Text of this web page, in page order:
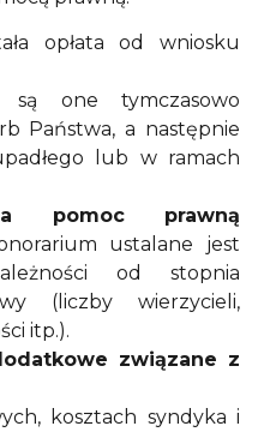
opłata od wniosku
one tymczasowo
Państwa, a następnie
lub w ramach
pomoc prawną
ustalane jest
od stopnia
(liczby wierzycieli,
itp.).
związane z
kosztach syndyka i